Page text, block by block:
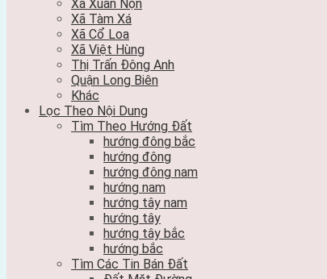
Xã Xuân Nộn
Xã Tàm Xá
Xã Cổ Loa
Xã Việt Hùng
Thị Trấn Đông Anh
Quận Long Biên
Khác
Lọc Theo Nội Dung
Tìm Theo Hướng Đất
hướng đông bắc
hướng đông
hướng đông nam
hướng nam
hướng tây nam
hướng tây
hướng tây bắc
hướng bắc
Tìm Các Tin Bán Đất